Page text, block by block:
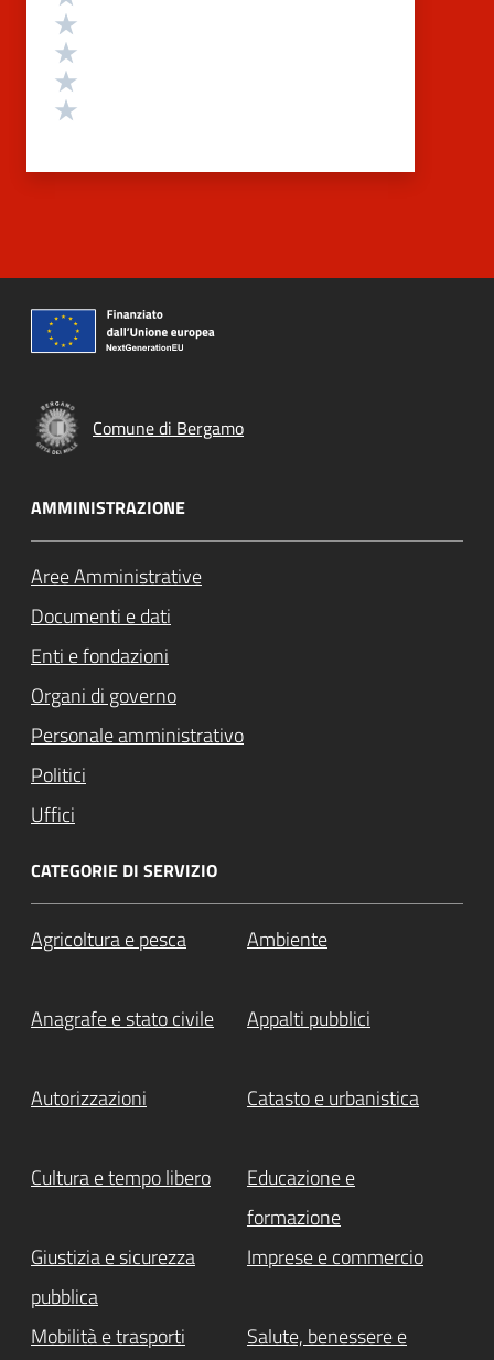
Comune di Bergamo
AMMINISTRAZIONE
Aree Amministrative
Documenti e dati
Enti e fondazioni
Organi di governo
Personale amministrativo
Politici
Uffici
CATEGORIE DI SERVIZIO
Agricoltura e pesca Ambiente
Anagrafe e stato civile Appalti pubblici
Autorizzazioni Catasto e urbanistica
Cultura e tempo libero
Educazione e
formazione
Giustizia e sicurezza
pubblica
Imprese e commercio
Mobilità e trasporti
Salute, benessere e